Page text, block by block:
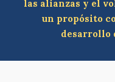
las alianzas y el
un propósito
desarrollo